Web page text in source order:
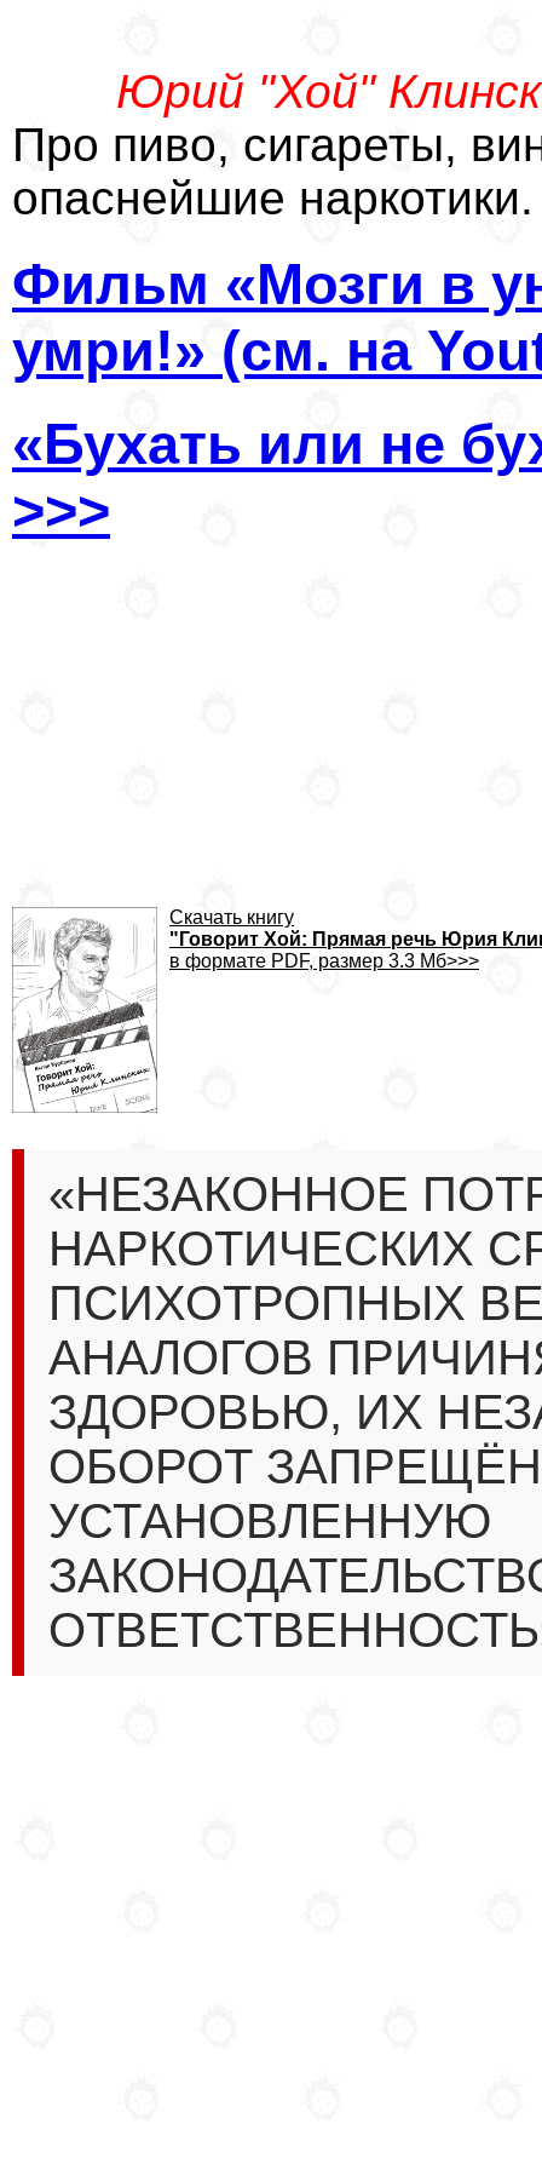
Юрий "Хой"
Про пиво, сигареты,
опаснейшие наркотики.
Фильм «Мозги в
умри!» (см. на
«Бухать или не
>>>
Скачать книгу
"Говорит Хой: Прямая речь Юрия
в формате PDF, размер 3.3 Мб>>>
«НЕЗАКОННОЕ
НАРКОТИЧЕСКИХ
ПСИХОТРОПНЫХ
АНАЛОГОВ
ЗДОРОВЬЮ, ИХ
ОБОРОТ
УСТАНОВЛЕННУЮ